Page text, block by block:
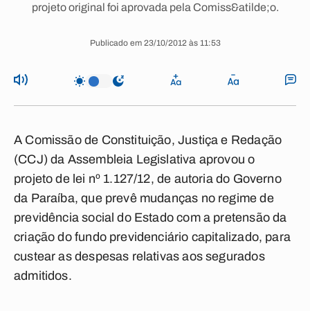
projeto original foi aprovada pela Comiss&atilde;o.
Publicado em 23/10/2012 às 11:53
A Comissão de Constituição, Justiça e Redação
(CCJ) da Assembleia Legislativa aprovou o
projeto de lei nº 1.127/12, de autoria do Governo
da Paraíba, que prevê mudanças no regime de
previdência social do Estado com a pretensão da
criação do fundo previdenciário capitalizado, para
custear as despesas relativas aos segurados
admitidos.